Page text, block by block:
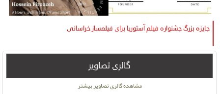
جایزه بزرگ جشنواره فیلم آستوریا برای فیلمساز خراسانی
گالری تصاویر
مشاهده گالری تصاویر بیشتر